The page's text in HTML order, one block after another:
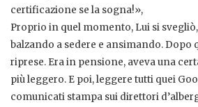
certificazione se la sogna!»,
Proprio in quel momento, Lui si
balzando a sedere e ansimando. Dopo
riprese. Era in pensione, aveva una
più leggero. E poi, leggere tutti quei
comunicati stampa sui direttori